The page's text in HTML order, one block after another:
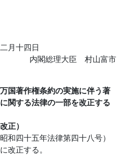
月十四日
内閣総理大臣 村山富市
国著作権条約の実施に伴う著
関する法律の一部を改正する
正）
和四十五年法律第四十八号）
改正する。